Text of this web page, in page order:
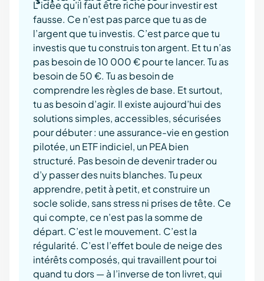
L’idée qu’il faut être riche pour investir est
fausse. Ce n’est pas parce que tu as de
l’argent que tu investis. C’est parce que tu
investis que tu construis ton argent. Et tu n’as
pas besoin de 10 000 € pour te lancer. Tu as
besoin de 50 €. Tu as besoin de
comprendre les règles de base. Et surtout,
tu as besoin d’agir. Il existe aujourd’hui des
solutions simples, accessibles, sécurisées
pour débuter : une assurance-vie en gestion
pilotée, un ETF indiciel, un PEA bien
structuré. Pas besoin de devenir trader ou
d’y passer des nuits blanches. Tu peux
apprendre, petit à petit, et construire un
socle solide, sans stress ni prises de tête. Ce
qui compte, ce n’est pas la somme de
départ. C’est le mouvement. C’est la
régularité. C’est l’effet boule de neige des
intérêts composés, qui travaillent pour toi
quand tu dors — à l’inverse de ton livret, qui